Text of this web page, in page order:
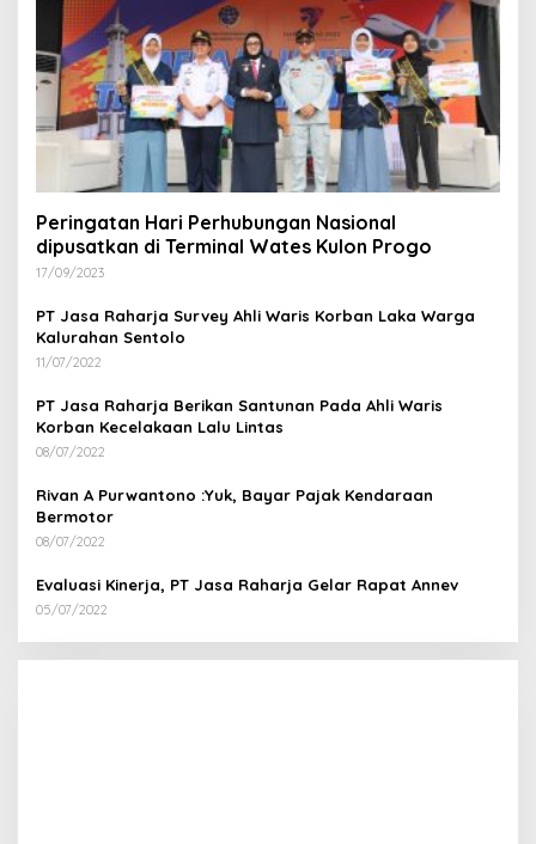
Peringatan Hari Perhubungan Nasional
dipusatkan di Terminal Wates Kulon Progo
17/09/2023
PT Jasa Raharja Survey Ahli Waris Korban Laka Warga
Kalurahan Sentolo
11/07/2022
PT Jasa Raharja Berikan Santunan Pada Ahli Waris
Korban Kecelakaan Lalu Lintas
08/07/2022
Rivan A Purwantono :Yuk, Bayar Pajak Kendaraan
Bermotor
08/07/2022
Evaluasi Kinerja, PT Jasa Raharja Gelar Rapat Annev
05/07/2022